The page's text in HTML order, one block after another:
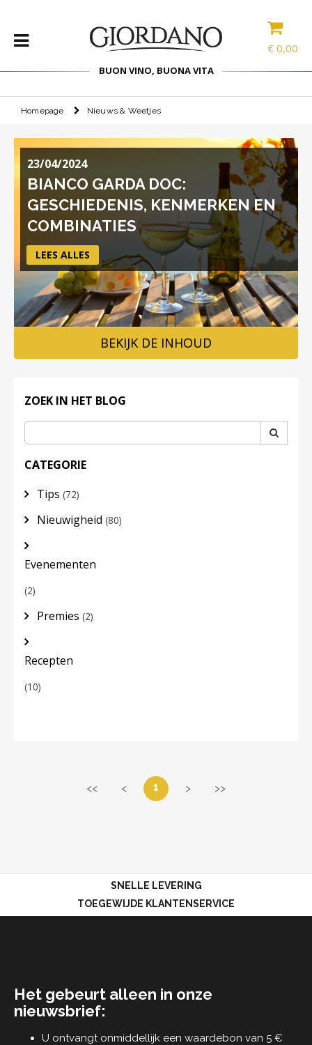
€ 0,00
BUON VINO, BUONA VITA
WIJNEN
DELICATESSEN
PAKKETTEN
STERKE
DRANK
ACCESSOIRES
SPECIAL
PROMOTIES
BLOG
IN
Homepage Nieuws & Weetjes
23/04/2024
BIANCO GARDA DOC:
GESCHIEDENIS, KENMERKEN EN
COMBINATIES
LEES ALLES
BEKIJK DE INHOUD
ZOEK IN HET BLOG
CATEGORIE
Tips (72)
Nieuwigheid (80)
Evenementen
(2)
Premies (2)
Recepten
(10)
<< < 1 > >>
SNELLE LEVERING
TOEGEWIJDE KLANTENSERVICE
Het gebeurt alleen in onze
nieuwsbrief:
U ontvangt onmiddellijk een waardebon van 5 €